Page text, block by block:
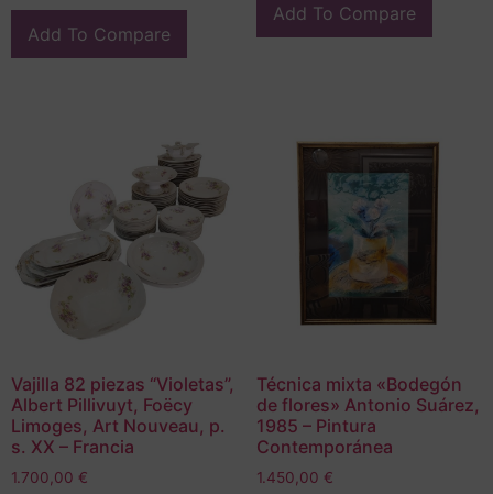
Add To Compare
Add To Compare
Vajilla 82 piezas “Violetas”,
Albert Pillivuyt, Foëcy
Limoges, Art Nouveau, p.
s. XX – Francia
1.700,00 €
Técnica mixta «Bodegón
de flores» Antonio Suárez,
1985 – Pintura
Contemporánea
1.450,00 €